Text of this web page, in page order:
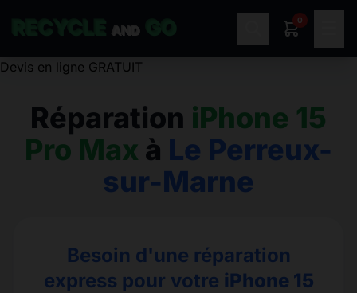
AND
0
OUVERT 6 / 7 Jours, de 10H à 19H
Réparation iPhone 15
Pro Max à Le Perreux-
sur-Marne
Besoin d'une réparation
express pour votre iPhone 15